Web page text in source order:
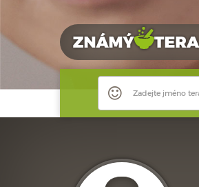
Zadejte jméno